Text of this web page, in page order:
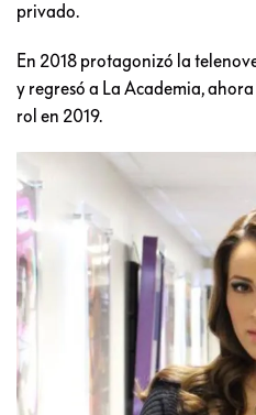
privado.
En 2018 protagonizó la
y regresó a La Academia,
rol en 2019.